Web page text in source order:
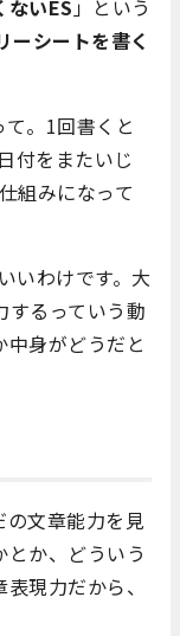
ないES 」という
ーシートを書く
。1回書くと
付をまたいじ
組みになって
いわけです。大
するっていう動
身がどうだと
の文章能力を見
か、どういう
現力だから、